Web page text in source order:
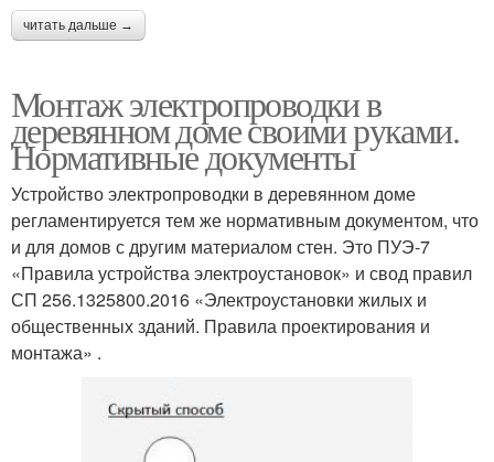
читать дальше →
Монтаж электропроводки в
деревянном доме своими руками.
Нормативные документы
Устройство электропроводки в деревянном доме
регламентируется тем же нормативным документом, что
и для домов с другим материалом стен. Это ПУЭ-7
«Правила устройства электроустановок» и свод правил
СП 256.1325800.2016 «Электроустановки жилых и
общественных зданий. Правила проектирования и
монтажа» .